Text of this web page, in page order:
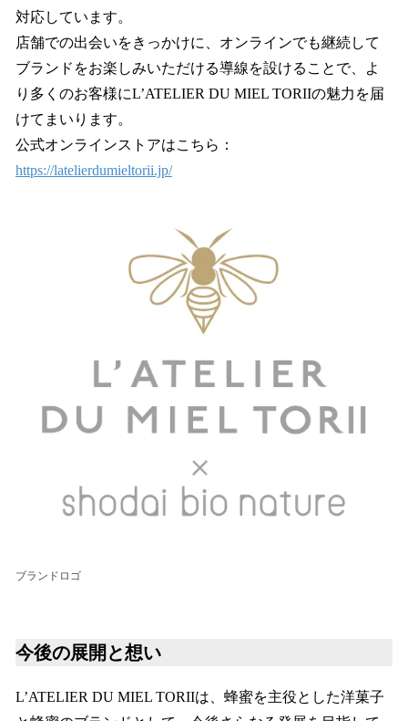
対応しています。
店舗での出会いをきっかけに、オンラインでも継続して
ブランドをお楽しみいただける導線を設けることで、よ
り多くのお客様にL’ATELIER DU MIEL TORIIの魅力を届
けてまいります。
公式オンラインストアはこちら：
https://latelierdumieltorii.jp/
ブランドロゴ
今後の展開と想い
L’ATELIER DU MIEL TORIIは、蜂蜜を主役とした洋菓子